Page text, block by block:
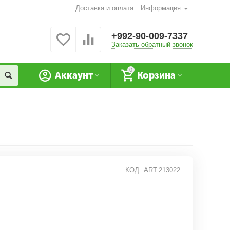
Доставка и оплата Информация
+992-90-009-7337
Заказать обратный звонок
0
Корзина
Аккаунт
КОД: ART.213022